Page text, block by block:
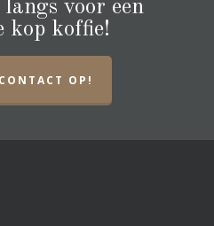
voor een
kop koffie!
OP!